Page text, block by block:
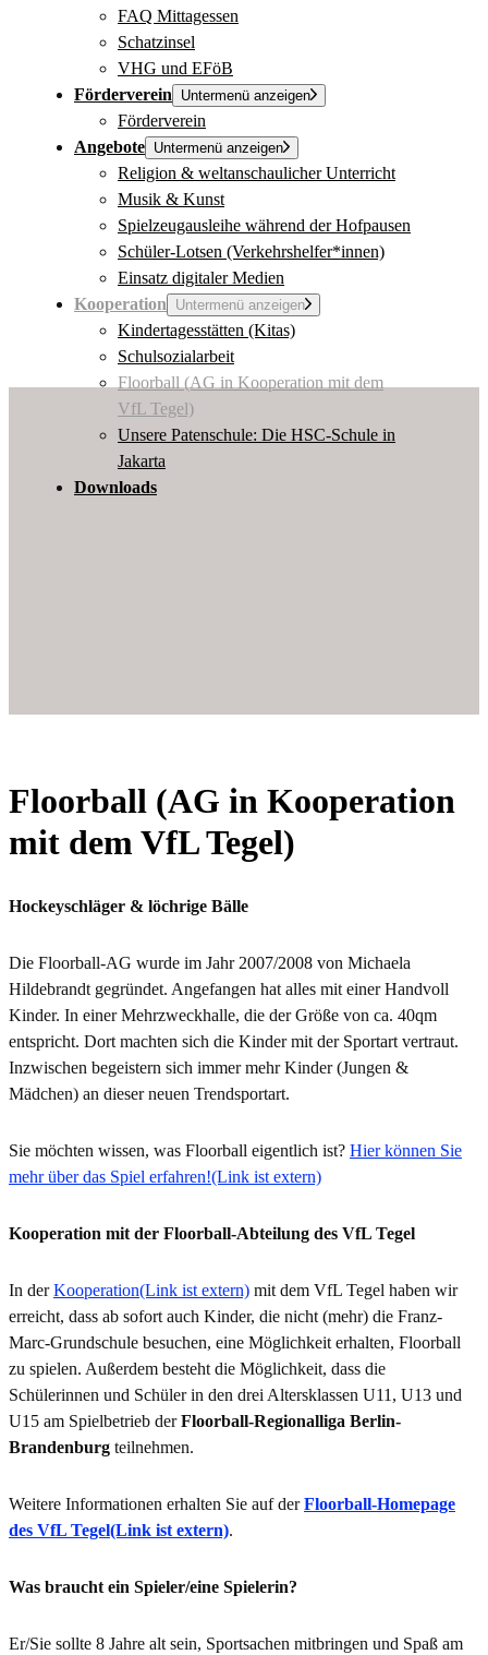
FAQ Mittagessen
Schatzinsel
VHG und EFöB
Förderverein
Untermenü anzeigen
Förderverein
Angebote Untermenü anzeigen
Religion & weltanschaulicher Unterricht
Musik & Kunst
Spielzeugausleihe während der Hofpausen
Schüler-Lotsen (Verkehrshelfer*innen)
Einsatz digitaler Medien
Kooperation
Untermenü anzeigen
Kindertagesstätten (Kitas)
Schulsozialarbeit
Floorball (AG in Kooperation mit dem
VfL Tegel)
Unsere Patenschule: Die HSC-Schule in
Jakarta
Downloads
Floorball (AG in Kooperation
mit dem VfL Tegel)
Hockeyschläger & löchrige Bälle
Die Floorball-AG wurde im Jahr 2007/2008 von Michaela
Hildebrandt gegründet. Angefangen hat alles mit einer Handvoll
Kinder. In einer Mehrzweckhalle, die der Größe von ca. 40qm
entspricht. Dort machten sich die Kinder mit der Sportart vertraut.
Inzwischen begeistern sich immer mehr Kinder (Jungen &
Mädchen) an dieser neuen Trendsportart.
Sie möchten wissen, was Floorball eigentlich ist? Hier können Sie
mehr über das Spiel erfahren!(Link ist extern)
Kooperation mit der Floorball-Abteilung des VfL Tegel
In derKooperation(Link ist extern) mit dem VfL Tegel haben wir
erreicht, dass ab sofort auch Kinder, die nicht (mehr) die Franz-
Marc-Grundschule besuchen, eine Möglichkeit erhalten, Floorball
zu spielen. Außerdem besteht die Möglichkeit, dass die
Schülerinnen und Schüler in den drei Altersklassen U11, U13 und
U15 am Spielbetrieb derFloorball-Regionalliga Berlin-
Brandenburg teilnehmen.
Weitere Informationen erhalten Sie auf derFloorball-Homepage
des VfL Tegel(Link ist extern).
Was braucht ein Spieler/eine Spielerin?
Er/Sie sollte 8 Jahre alt sein, Sportsachen mitbringen und Spaß am